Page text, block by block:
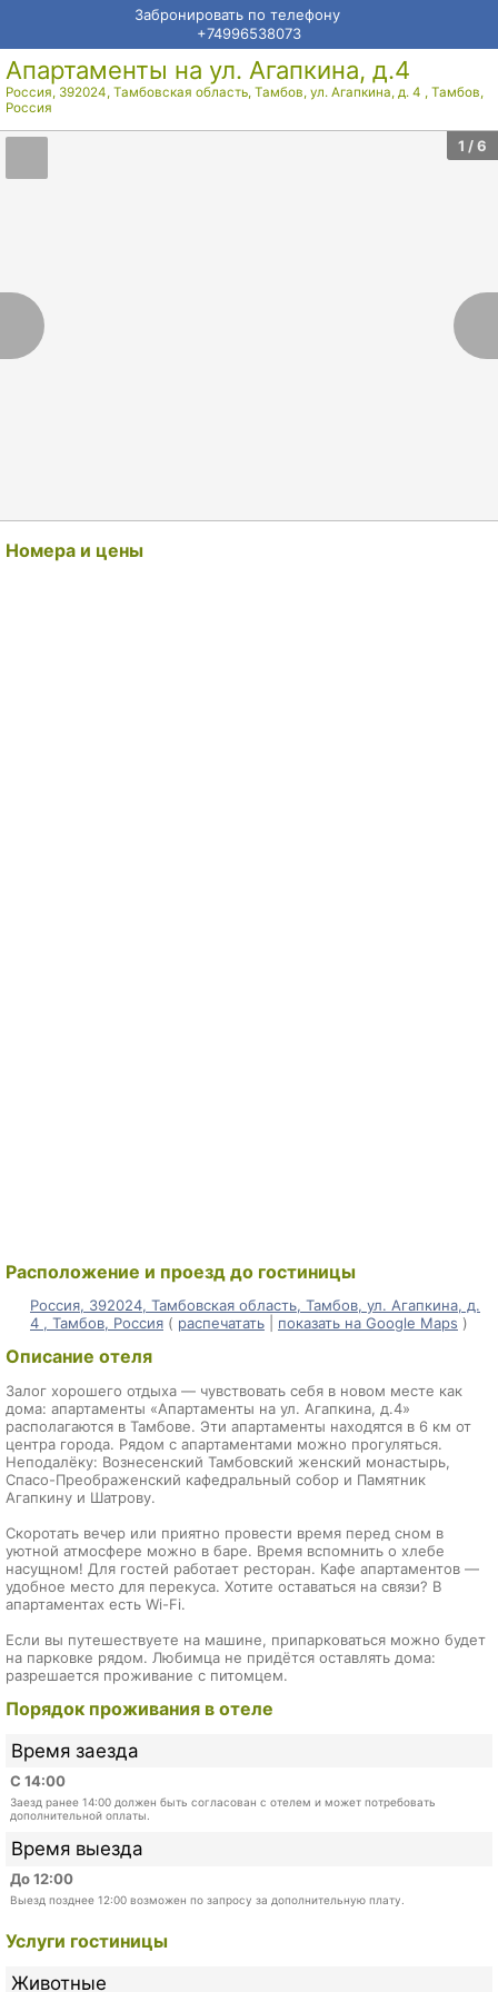
Забронировать по телефону
+74996538073
Апартаменты на ул. Агапкина, д.4
Россия, 392024, Тамбовская область, Тамбов, ул. Агапкина, д. 4 , Тамбов,
Россия
1 / 6
Номера и цены
Расположение и проезд до гостиницы
Россия, 392024, Тамбовская область, Тамбов, ул. Агапкина, д.
4 , Тамбов, Россия ( распечатать показать на Google Maps )
Описание отеля
Залог хорошего отдыха — чувствовать себя в новом месте как
дома: апартаменты «Апартаменты на ул. Агапкина, д.4»
располагаются в Тамбове. Эти апартаменты находятся в 6 км от
центра города. Рядом с апартаментами можно прогуляться.
Неподалёку: Вознесенский Тамбовский женский монастырь,
Спасо-Преображенский кафедральный собор и Памятник
Агапкину и Шатрову.
Скоротать вечер или приятно провести время перед сном в
уютной атмосфере можно в баре. Время вспомнить о хлебе
насущном! Для гостей работает ресторан. Кафе апартаментов —
удобное место для перекуса. Хотите оставаться на связи? В
апартаментах есть Wi-Fi.
Если вы путешествуете на машине, припарковаться можно будет
на парковке рядом. Любимца не придётся оставлять дома:
разрешается проживание с питомцем.
Порядок проживания в отеле
Время заезда
С 14:00
Заезд ранее 14:00 должен быть согласован с отелем и может потребовать
дополнительной оплаты.
Время выезда
До 12:00
Выезд позднее 12:00 возможен по запросу за дополнительную плату.
Услуги гостиницы
Животные